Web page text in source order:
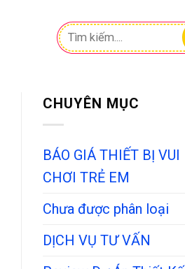
Tìm
kiếm:
CHUYÊN MỤC
BÁO GIÁ THIẾT BỊ VUI
CHƠI TRẺ EM
Chưa được phân loại
DỊCH VỤ TƯ VẤN